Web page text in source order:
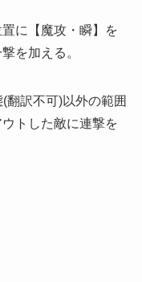
に【魔攻・瞬】を
を加える。
翻訳不可)以外の範囲
トした敵に連撃を